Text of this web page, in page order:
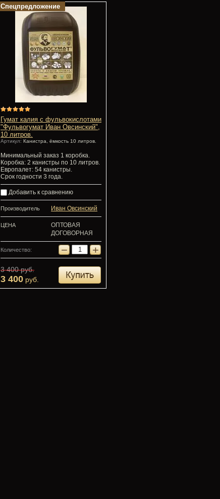
Спецпредложение
Гумат калия с фульвокислотами
"Фульвогумат Иван Овсинский",
10 литров.
Артикул: Канистра, ёмкость 10 литров.
Минимальный заказ 1 коробка.
Коробка: 2 канистры по 10 литров.
Европалет: 54 канистры.
Срок годности 3 года.
Добавить к сравнению
Производитель Иван Овсинский
ЦЕНА
ОПТОВАЯ
ДОГОВОРНАЯ
Количество: − +
3 400руб.
3 400 руб.